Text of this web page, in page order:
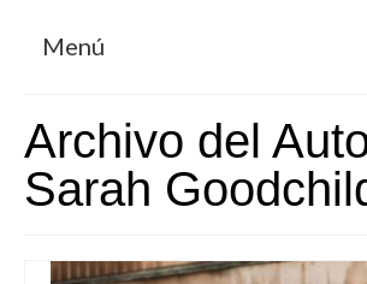
Menú
Programa de residencia
CRUCERO
Quedate con nosotras
Archivo del
Sarah